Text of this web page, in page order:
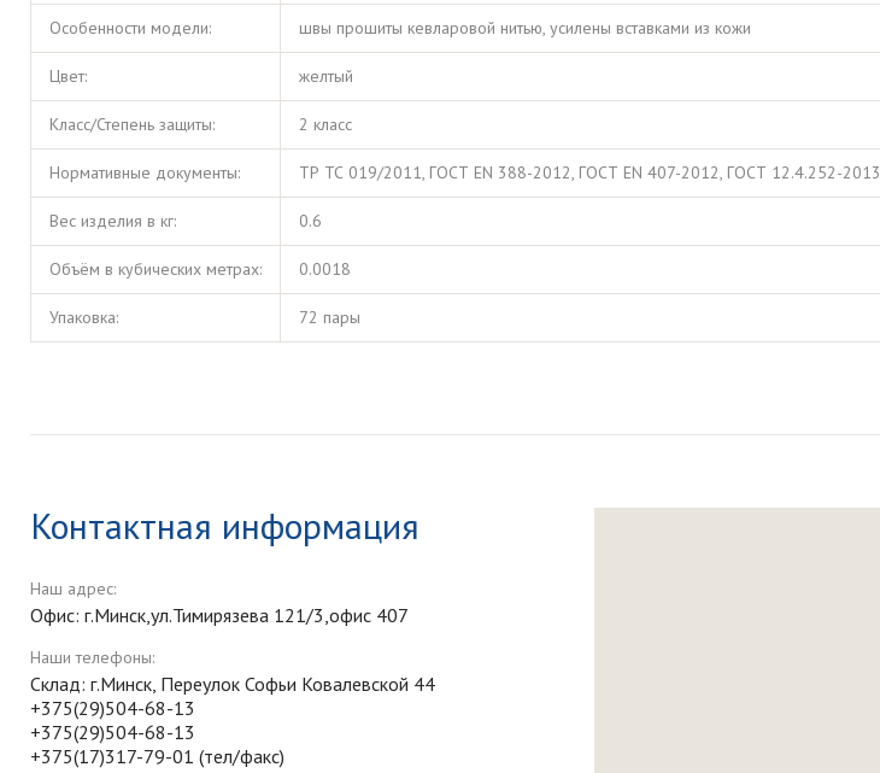
Особенности модели: швы прошиты кевларовой нитью, усилены вставками из кожи
Цвет: желтый
Класс/Степень защиты: 2 класс
Нормативные документы: ТР ТС 019/2011, ГОСТ EN 388-2012, ГОСТ EN 407-2012, ГОСТ 12.4.252-2013
Вес изделия в кг: 0.6
Объём в кубических метрах: 0.0018
Упаковка: 72 пары
Контактная информация
Наш адрес:
Офис: г.Минск,ул.Тимирязева 121/3,офис 407
Наши телефоны:
Склад: г.Минск, Переулок Софьи Ковалевской 44
+375(29)504-68-13
+375(29)504-68-13
+375(17)317-79-01 (тел/факс)